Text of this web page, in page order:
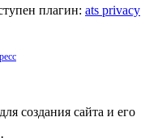
плагин: ats privacy
создания сайта и его